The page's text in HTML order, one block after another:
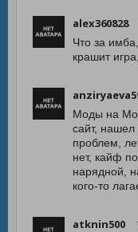
alex360828
Что за
крашит
Моды на
сайт, нашел
проблем,
нет, кайф
нарядной,
кого-то
atknin500